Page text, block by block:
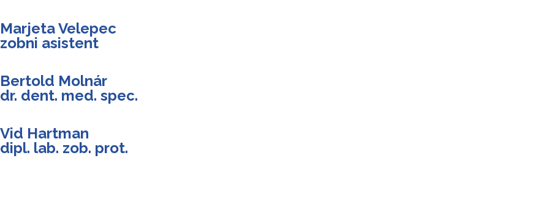
Marjeta Velepec
zobni asistent
Bertold Molnár
dr. dent. med. spec.
Vid Hartman
dipl. lab. zob. prot.